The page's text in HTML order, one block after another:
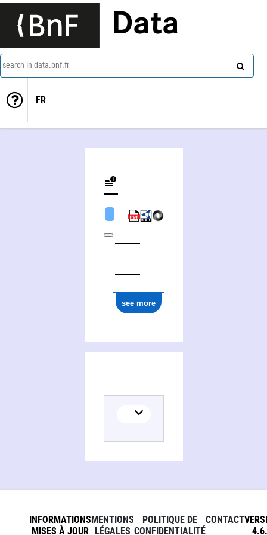
Data
search in data.bnf.fr
FR
see more
INFORMATIONS
MISES À JOUR
MENTIONS
LÉGALES
POLITIQUE DE
CONFIDENTIALITÉ
CONTACT